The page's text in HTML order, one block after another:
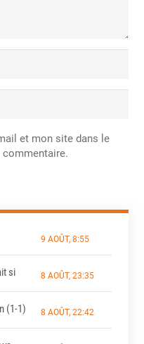
et mon site dans le
commentaire.
9 AOÛT, 8:55
si
8 AOÛT, 23:35
(1-1)
8 AOÛT, 22:42